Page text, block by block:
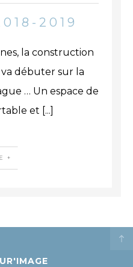
2019
la construction
débuter sur la
… Un espace de
et [...]
+